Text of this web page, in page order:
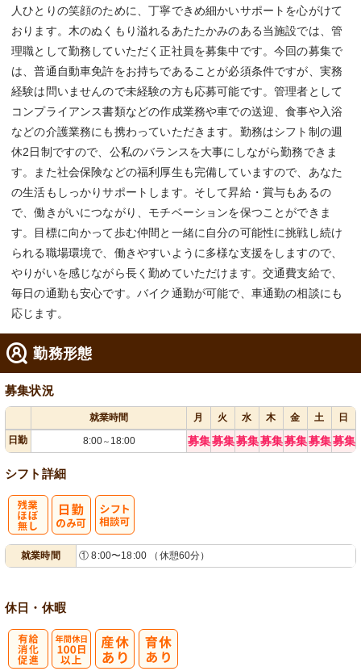
人ひとりの笑顔のために、丁寧できめ細かいサポートを心がけて
おります。木のぬくもり溢れるあたたかみのある当施設では、管
理職として勤務していただく正社員を募集中です。今回の募集で
は、普通自動車免許をお持ちであることが必須条件ですが、実務
経験は問いませんので未経験の方も応募可能です。管理者として
コンプライアンス書類などの作成業務や車での送迎、食事や入浴
などの介護業務にも携わっていただきます。勤務はシフト制の週
休2日制ですので、公私のバランスを大事にしながら勤務できま
す。また社会保険などの福利厚生も完備していますので、あなた
の生活もしっかりサポートします。そして昇給・賞与もあるの
で、働きがいにつながり、モチベーションを保つことができま
す。目標に向かって歩む仲間と一緒に自分の可能性に挑戦し続け
られる職場環境で、働きやすいように多様な支援をしますので、
やりがいを感じながら長く勤めていただけます。交通費支給で、
毎日の通勤も安心です。バイク通勤が可能で、車通勤の相談にも
応じます。
勤務形態
募集状況
就業時間 月 火 水 木 金 土
日
日勤
8:00～ 18:00 募集募集募集募集募集募集募集
シフト詳細
就業時間 ① 8:00〜18:00 （休憩60分）
休日・休暇